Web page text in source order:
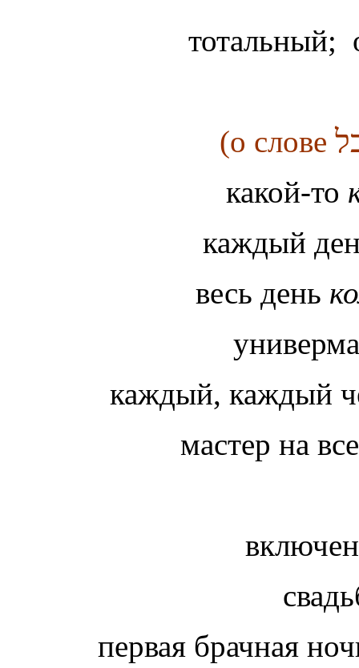
тотальный;
(о слове
какой-то
каждый
весь день
каждый, каждый
мастер на
первая брачная